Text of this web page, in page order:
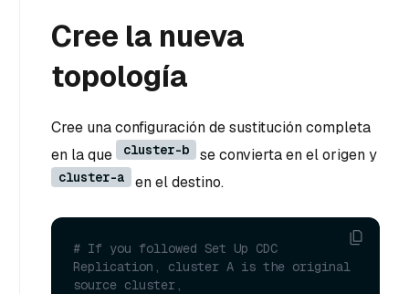
Cree la nueva
topología
Cree una configuración de sustitución completa
en la que
cluster-b se convierta en el origen y
cluster-a en el destino.
# If you followed Set Up CDC
Replication, cluster A is the original
source cluster,